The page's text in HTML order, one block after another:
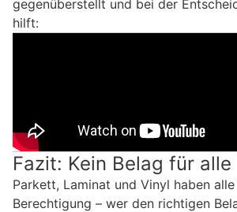
gegenüberstellt und bei der
hilft:
Fazit: Kein Belag für alle
Parkett, Laminat und Vinyl haben
Berechtigung – wer den richtigen